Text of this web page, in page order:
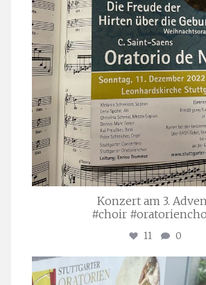
Konzert am 3.
#choir
11 0
stuttgarter_oratorienchor
Juli 23